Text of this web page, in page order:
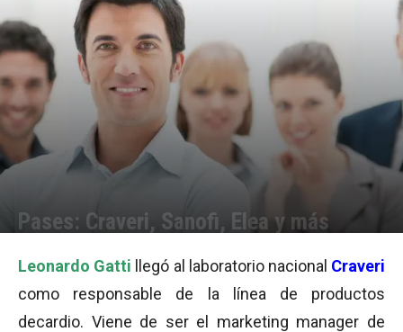
Pases: Craveri, Sanofi, Elea y más
Leonardo Gatti llegó al laboratorio nacional Craveri
como responsable de la línea de productos
decardio. Viene de ser el marketing manager de